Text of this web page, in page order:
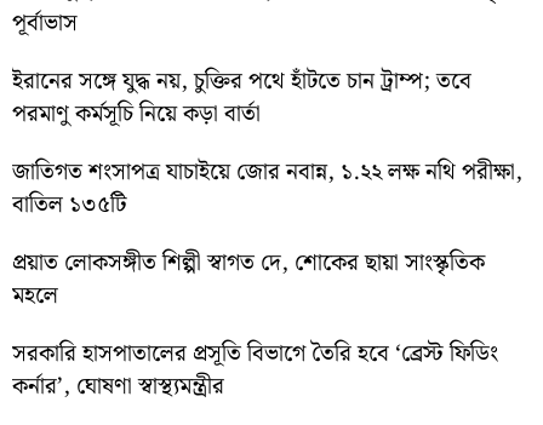
পূর্বাভাস
ইরানের সঙ্গে যুদ্ধ নয়, চুক্তির পথে হাঁটতে চান ট্রাম্প; তবে
পরমাণু কর্মসূচি নিয়ে কড়া বার্তা
জাতিগত শংসাপত্র যাচাইয়ে জোর নবান্ন, ১.২২ লক্ষ নথি পরীক্ষা,
বাতিল ১৩৫টি
প্রয়াত লোকসঙ্গীত শিল্পী স্বাগত দে, শোকের ছায়া সাংস্কৃতিক
মহলে
সরকারি হাসপাতালের প্রসূতি বিভাগে তৈরি হবে ‘ব্রেস্ট ফিডিং
কর্নার’, ঘোষণা স্বাস্থ্যমন্ত্রীর